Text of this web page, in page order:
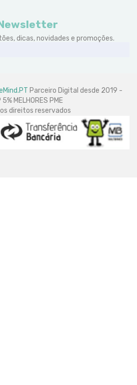
dicas, novidades e promoções.
Parceiro Digital desde 2019 -
5% MELHORES PME
direitos reservados